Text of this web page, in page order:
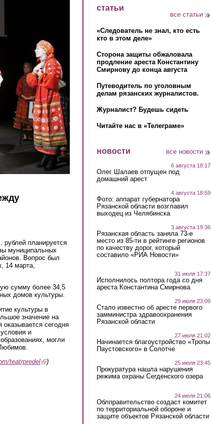
планируется
муниципальных
Вопрос был
14 марта,
сумму более 34,5
домов культуры.
культуры в
значение на
сегодня
и
могли
teatrpredel(link is external)
)
статьи
все статьи
«Следователь не знал, кто есть
кто в этом деле»
Сторона защиты обжаловала
продление ареста Константину
Смирнову до конца августа
Путеводитель по уголовным
делам рязанских журналистов.
Журналист? Будешь сидеть
Читайте нас в «Телеграме»
новости все новости
6 августа 18:17
Олег Шалаев отпущен под
домашний арест
4 августа 18:59
Фото: аппарат губернатора
Рязанской области возглавил
выходец из Челябинска
3 августа 19:36
Рязанская область заняла 73-е
место из 85-ти в рейтинге регионов
по качеству дорог, который
составило «РИА Новости»
31 июля 17:37
Исполнилось полтора года со дня
ареста Константина Смирнова
29 июля 23:09
Стало известно об аресте первого
замминистра здравоохранения
Рязанской области
27 июля 21:02
Начинается благоустройство «Тропы
Паустовского» в Солотче
25 июля 23:45
Прокуратура нашла нарушения
режима охраны Сегденского озера
24 июля 21:06
Облправительство создаст комитет
по территориальной обороне и
защите объектов Рязанской области